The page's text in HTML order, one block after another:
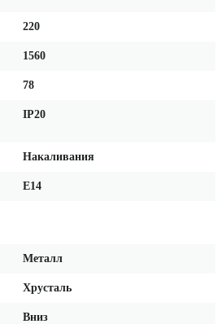
220
1560
78
IP20
Накаливания
E14
Металл
Хрусталь
Вниз